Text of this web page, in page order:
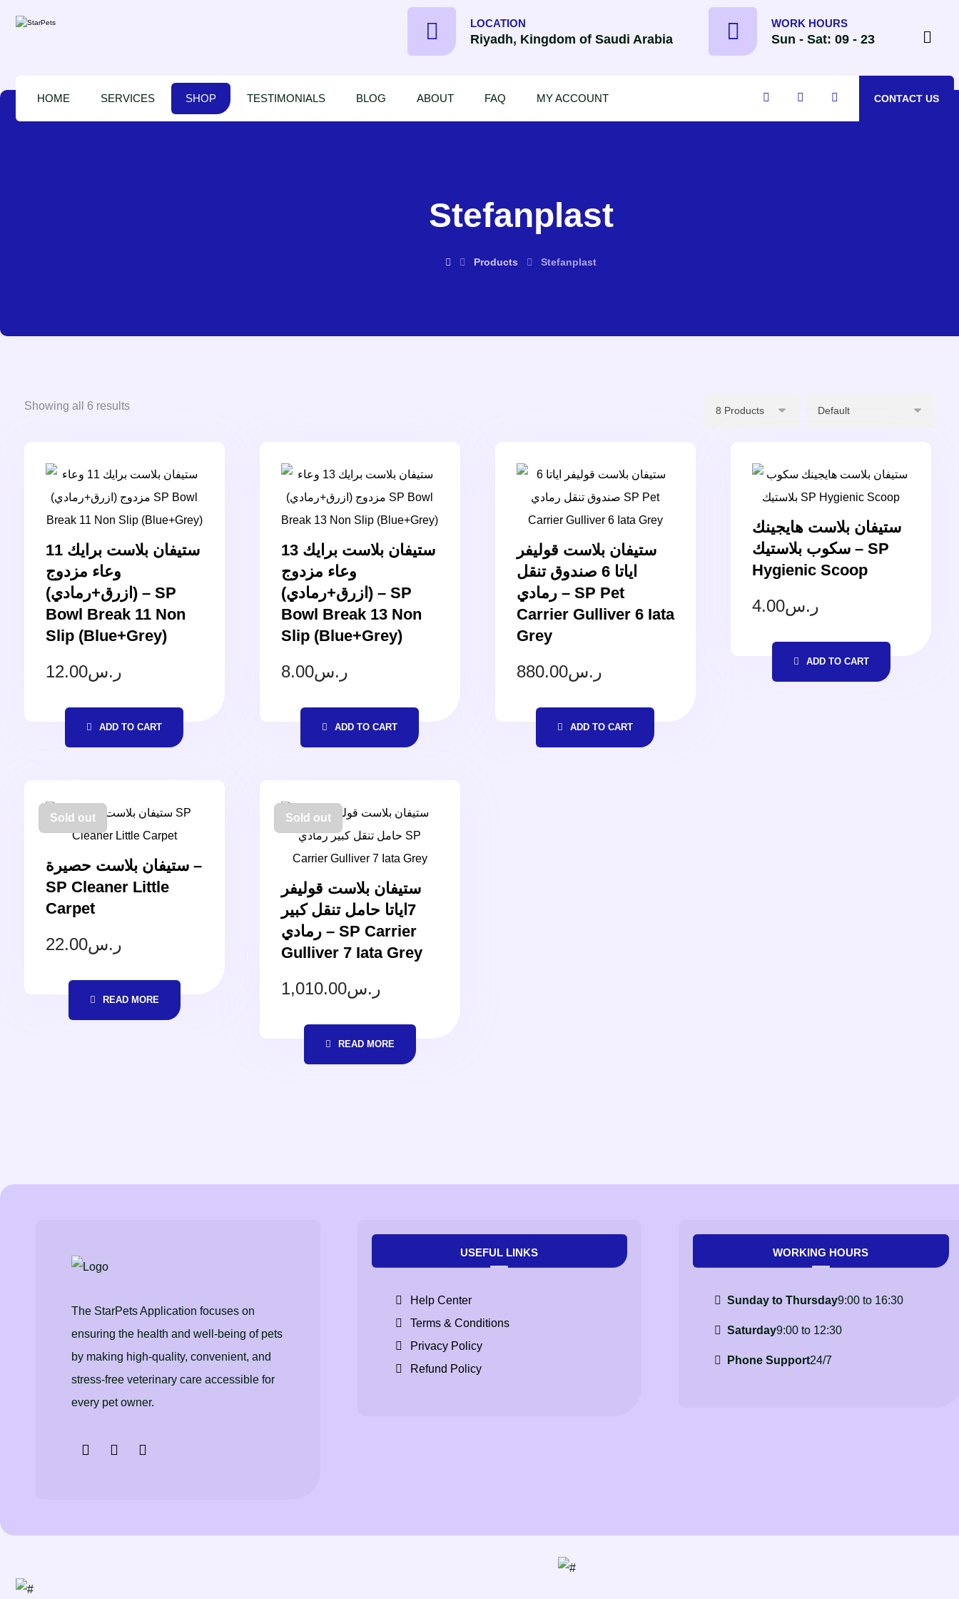
WORK HOURS
Sun - Sat: 09 - 23
LOCATION
Riyadh, Kingdom of Saudi Arabia
HOME SERVICES SHOP TESTIMONIALS BLOG ABOUT FAQ MY ACCOUNT CONTACT US
Stefanplast
Products Stefanplast
Showing all 6 results
ستيفان بلاست برايك 11
وعاء مزدوج
(ازرق+رمادي) – SP
Bowl Break 11 Non
Slip (Blue+Grey)
ر.س12.00
ADD TO CART
ستيفان بلاست برايك 13
وعاء مزدوج
(ازرق+رمادي) – SP
Bowl Break 13 Non
Slip (Blue+Grey)
ر.س8.00
ADD TO CART
ستيفان بلاست قوليفر
اياتا 6 صندوق تنقل
رمادي – SP Pet
Carrier Gulliver 6 Iata
Grey
ر.س880.00
ADD TO CART
ستيفان بلاست هايجينك
سكوب بلاستيك – SP
Hygienic Scoop
ر.س4.00
ADD TO CART
ستيفان بلاست حصيرة –
SP Cleaner Little
Carpet
ر.س22.00
Sold out
READ MORE
ستيفان بلاست قوليفر
7اياتا حامل تنقل كبير
رمادي – SP Carrier
Gulliver 7 Iata Grey
ر.س1,010.00
Sold out
READ MORE
The StarPets Application focuses on
ensuring the health and well-being of pets
by making high-quality, convenient, and
stress-free veterinary care accessible for
every pet owner.
USEFUL LINKS
Help Center
Terms & Conditions
Privacy Policy
Refund Policy
WORKING HOURS
Sunday to Thursday9:00 to 16:30
Saturday9:00 to 12:30
Phone Support24/7